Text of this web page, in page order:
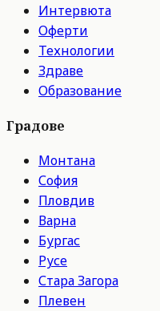
Интервюта
Оферти
Технологии
Здраве
Образование
Градове
Монтана
София
Пловдив
Варна
Бургас
Русе
Стара Загора
Плевен